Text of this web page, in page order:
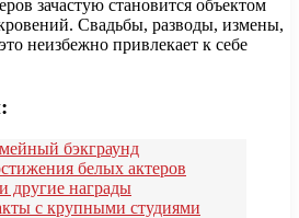
зачастую становится объектом
Свадьбы, разводы, измены,
неизбежно привлекает к себе
бэкграунд
белых актеров
другие награды
с крупными студиями